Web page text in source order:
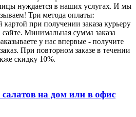
нуждается в наших услугах. И мы
Три метода оплаты:
при получении заказа курьеру
Минимальная сумма заказа
у нас впервые - получите
При повторном заказе в течении
скидку 10%.
салатов на дом или в офис